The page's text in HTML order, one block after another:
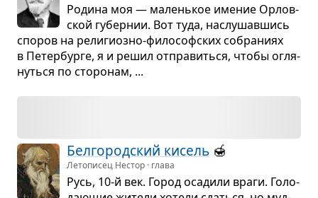
Родина моя — малень­кое име­ние Орлов­
ской губер­нии. Вот туда, наслу­шав­шись
спо­ров на рели­ги­озно-фило­соф­ских собра­ниях
в Петер­бурге, я и решил отпра­виться, чтобы огля­
нуться по сто­ро­нам, ...
Бел­го­род­ский кисель 🍯
Летописец Нестор · глава
Русь, 10-й век. Город оса­дили враги. Голо­